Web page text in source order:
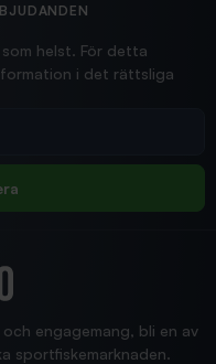
och bra...
helst. För detta
i det rättsliga
engagemang, bli en av
sportfiskemarknaden.